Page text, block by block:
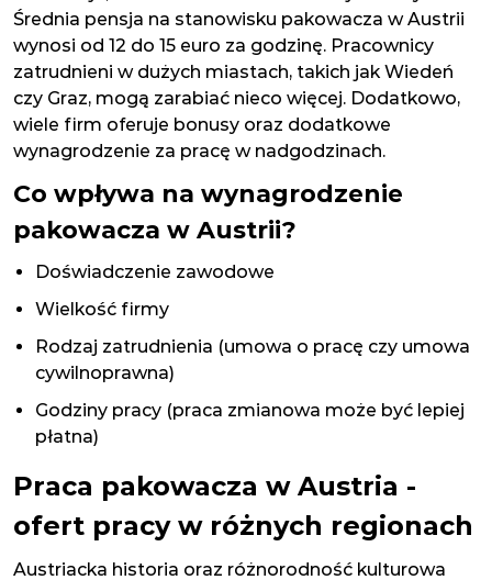
Średnia pensja na stanowisku pakowacza w Austrii
wynosi od 12 do 15 euro za godzinę. Pracownicy
zatrudnieni w dużych miastach, takich jak Wiedeń
czy Graz, mogą zarabiać nieco więcej. Dodatkowo,
wiele firm oferuje bonusy oraz dodatkowe
wynagrodzenie za pracę w nadgodzinach.
Co wpływa na wynagrodzenie
pakowacza w Austrii?
Doświadczenie zawodowe
Wielkość firmy
Rodzaj zatrudnienia (umowa o pracę czy umowa
cywilnoprawna)
Godziny pracy (praca zmianowa może być lepiej
płatna)
Praca pakowacza w Austria -
ofert pracy w różnych regionach
Austriacka historia oraz różnorodność kulturowa